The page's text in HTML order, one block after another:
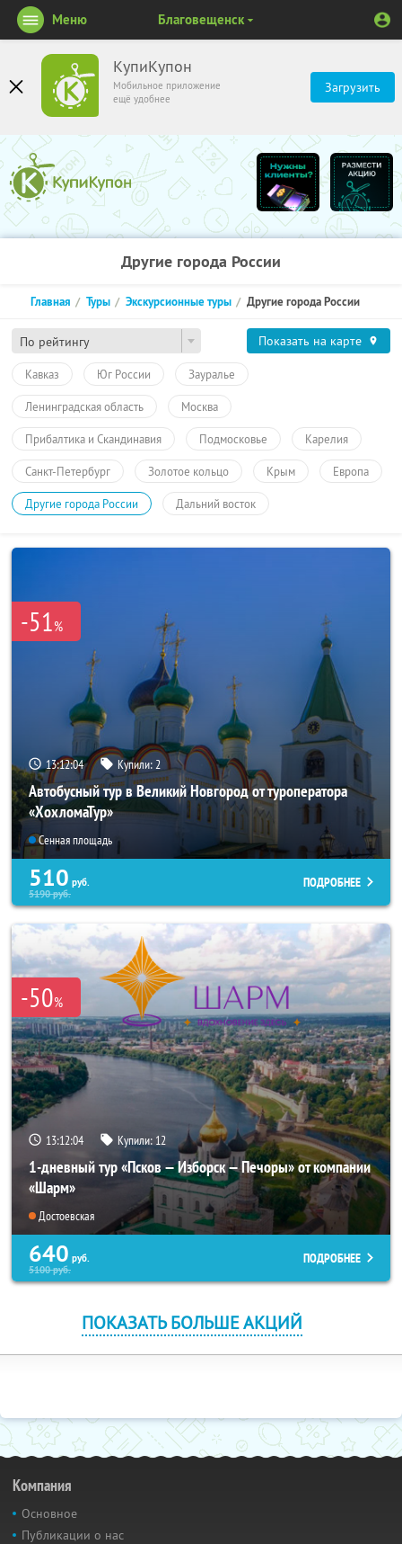
КупиКупон
Мобильное приложение
ещё удобнее
Загрузить
Меню Благовещенск
Другие города России
По рейтингу
Главная Туры Экскурсионные туры Другие города России
Показать на карте
Кавказ Юг России Зауралье
Ленинградская область Москва
Прибалтика и Скандинавия Подмосковье Карелия
Санкт-Петербург Золотое кольцо Крым Европа
Другие города России Дальний восток
-51%
13:12:03 Купили: 2
Автобусный тур в Великий Новгород от туроператора
«ХохломаТур»
Сенная площадь
510 руб.
5190руб.
ПОДРОБНЕЕ
-50%
13:12:03 Купили: 12
1-дневный тур «Псков — Изборск — Печоры» от компании
«Шарм»
Достоевская
640 руб.
5100руб.
ПОДРОБНЕЕ
ПОКАЗАТЬ БОЛЬШЕ АКЦИЙ
Компания
Основное
Публикации о нас